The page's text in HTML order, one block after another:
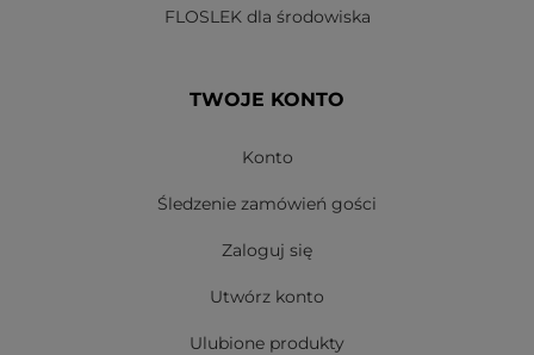
FLOSLEK dla środowiska
TWOJE KONTO
Konto
Śledzenie zamówień gości
Zaloguj się
Utwórz konto
Ulubione produkty